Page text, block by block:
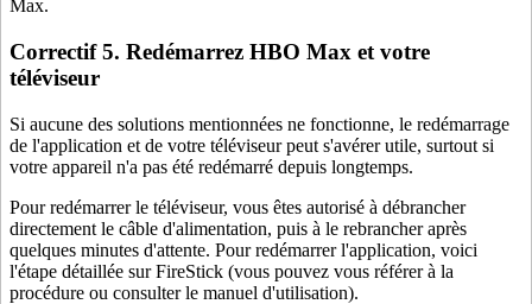
Max.
Correctif 5. Redémarrez HBO Max et votre
téléviseur
Si aucune des solutions mentionnées ne fonctionne, le redémarrage
de l'application et de votre téléviseur peut s'avérer utile, surtout si
votre appareil n'a pas été redémarré depuis longtemps.
Pour redémarrer le téléviseur, vous êtes autorisé à débrancher
directement le câble d'alimentation, puis à le rebrancher après
quelques minutes d'attente. Pour redémarrer l'application, voici
l'étape détaillée sur FireStick (vous pouvez vous référer à la
procédure ou consulter le manuel d'utilisation).